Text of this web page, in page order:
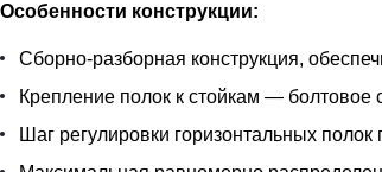
Особенности конструкции:
Сборно-разборная конструкция,
Крепление полок к стойкам —
Шаг регулировки горизонтальных